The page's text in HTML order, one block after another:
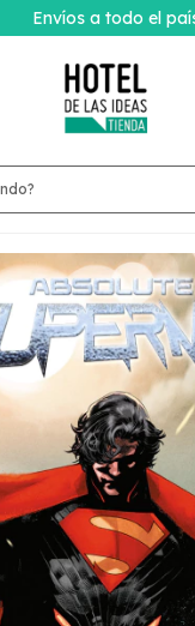
Envíos a todo el país